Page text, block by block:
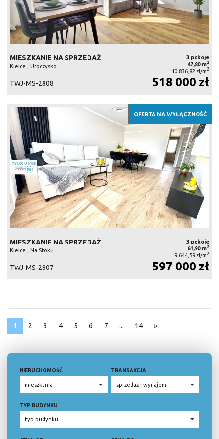
MIESZKANIE NA SPRZEDAŻ
Kielce , Uroczysko
3 pokoje
47,80 m2
10 836,82 zł/m 2
TWJ-MS-2808 518 000 zł
OFERTA NA WYŁĄCZNOŚĆ
MIESZKANIE NA SPRZEDAŻ
Kielce , Na Stoku
3 pokoje
61,90 m2
9 644,59 zł/m 2
TWJ-MS-2807 597 000 zł
1 2 3 4 5 6 7 ... 14 »
NIERUCHOMOŚĆ TRANSAKCJA
TYP BUDYNKU